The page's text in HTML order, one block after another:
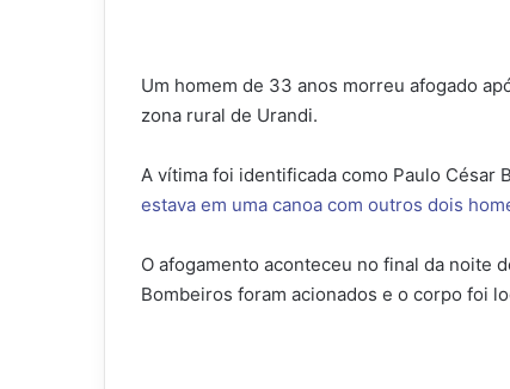
Um homem de 33 anos morreu afogado
zona rural de Urandi.
A vítima foi identificada como Paulo César
estava em uma canoa com outros dois
O afogamento aconteceu no final da noite
Bombeiros foram acionados e o corpo foi